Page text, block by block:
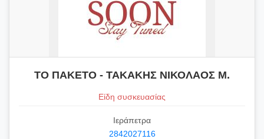
ΤΟ ΠΑΚΕΤΟ - ΤΑΚΑΚΗΣ ΝΙΚΟΛΑΟΣ Μ.
Είδη συσκευασίας
Ιεράπετρα
2842027116